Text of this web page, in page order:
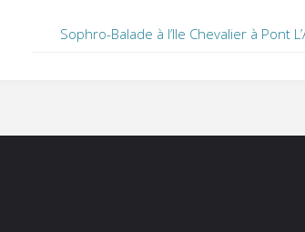
Sophro-Balade à l’Ile Chevalier à Pont